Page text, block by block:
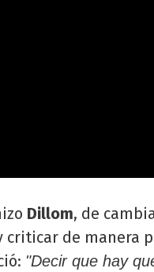
Dillom, de
criticar de manera
"Decir que hay